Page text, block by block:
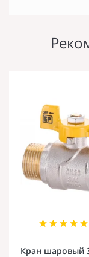
Кран шаровый